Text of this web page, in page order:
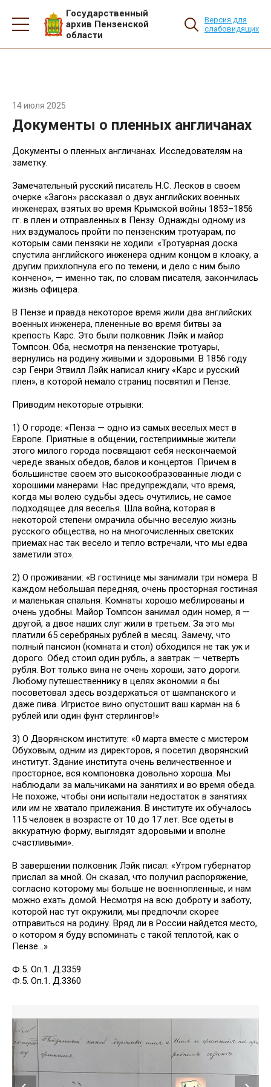
Государственный
архив Пензенской
области
Версия для
слабовидящих
14 июля 2025
Документы о пленных англичанах
Документы о пленных англичанах. Исследователям на
заметку.
Замечательный русский писатель Н.С. Лесков в своем
очерке «Загон» рассказал о двух английских военных
инженерах, взятых во время Крымской войны 1853–1856
гг. в плен и отправленных в Пензу. Однажды одному из
них вздумалось пройти по пензенским тротуарам, по
которым сами пензяки не ходили. «Тротуарная доска
спустила английского инженера одним концом в клоаку, а
другим прихлопнула его по темени, и дело с ним было
кончено», — именно так, по словам писателя, закончилась
жизнь офицера.
В Пензе и правда некоторое время жили два английских
военных инженера, плененные во время битвы за
крепость Карс. Это были полковник Лэйк и майор
Томпсон. Оба, несмотря на пензенские тротуары,
вернулись на родину живыми и здоровыми. В 1856 году
сэр Генри Этвилл Лэйк написал книгу «Карс и русский
плен», в которой немало страниц посвятил и Пензе.
Приводим некоторые отрывки:
1) О городе: «Пенза — одно из самых веселых мест в
Европе. Приятные в общении, гостеприимные жители
этого милого города посвящают себя нескончаемой
череде званых обедов, балов и концертов. Причем в
большинстве своем это высокообразованные люди с
хорошими манерами. Нас предупреждали, что время,
когда мы волею судьбы здесь очутились, не самое
подходящее для веселья. Шла война, которая в
некоторой степени омрачила обычно веселую жизнь
русского общества, но на многочисленных светских
приемах нас так весело и тепло встречали, что мы едва
заметили это».
2) О проживании: «В гостинице мы занимали три номера. В
каждом небольшая передняя, очень просторная гостиная
и маленькая спальня. Комнаты хорошо меблированы и
очень удобны. Майор Томпсон занимал один номер, я —
другой, а двое наших слуг жили в третьем. За это мы
платили 65 серебряных рублей в месяц. Замечу, что
полный пансион (комната и стол) обходился не так уж и
дорого. Обед стоил один рубль, а завтрак — четверть
рубля. Вот только вина не очень хороши, зато дороги.
Любому путешественнику в целях экономии я бы
посоветовал здесь воздержаться от шампанского и
даже пива. Игристое вино опустошит ваш карман на 6
рублей или один фунт стерлингов!»
3) О Дворянском институте: «0 марта вместе с мистером
Обуховым, одним из директоров, я посетил дворянский
институт. Здание института очень величественное и
просторное, вся компоновка довольно хороша. Мы
наблюдали за мальчиками на занятиях и во время обеда.
Не похоже, чтобы они испытали недостаток в занятиях
или им не хватало прилежания. В институте их обучалось
115 человек в возрасте от 10 до 17 лет. Все одеты в
аккуратную форму, выглядят здоровыми и вполне
счастливыми».
В завершении полковник Лэйк писал: «Утром губернатор
прислал за мной. Он сказал, что получил распоряжение,
согласно которому мы больше не военнопленные, и нам
можно ехать домой. Несмотря на всю доброту и заботу,
которой нас тут окружили, мы предпочли скорее
отправиться на родину. Вряд ли в России найдется место,
о котором я буду вспоминать с такой теплотой, как о
Пензе...»
Ф.5. Оп.1. Д.3359
Ф.5. Оп.1. Д.3360